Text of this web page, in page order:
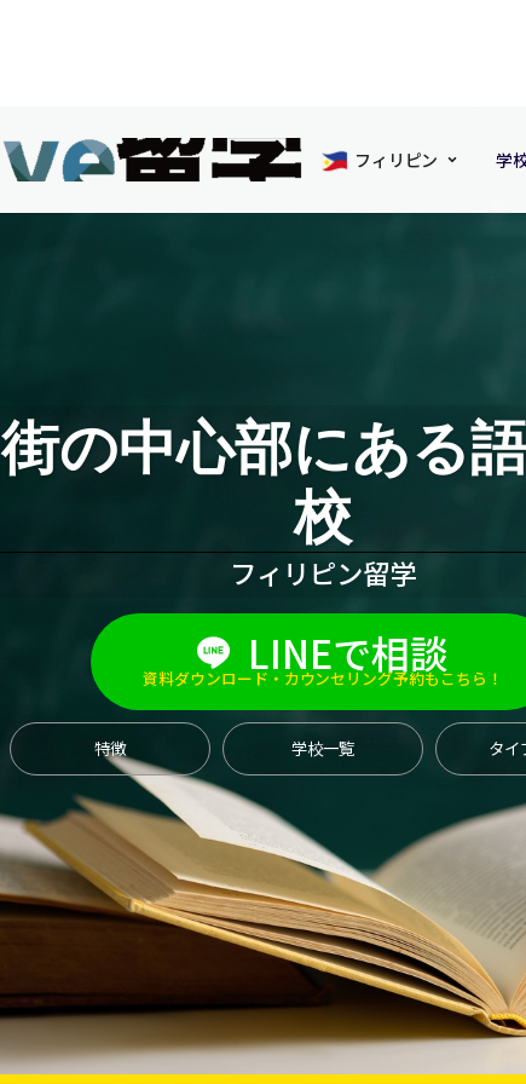
フィリピン 学
街の中心部にある
校
フィリピン留学
LINEで相談
資料ダウンロード・カウンセリング予約もこちら！
特徴 学校一覧 タイ